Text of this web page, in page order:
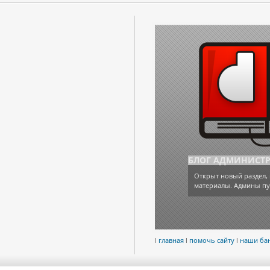
БЛОГ
Открыт новый раздел,
материалы. Админы
l главная l помочь сайту l наши